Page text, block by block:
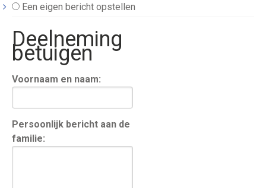
Een eigen bericht opstellen
Deelneming
betuigen
Voornaam en naam:
Persoonlijk bericht aan de
familie: